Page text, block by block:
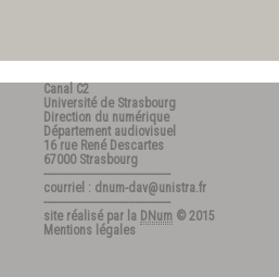
Canal C2
Université de Strasbourg
Direction du numérique
Département audiovisuel
16 rue René Descartes
67000 Strasbourg
---------------------------------------
courriel : dnum-dav@unistra.fr
---------------------------------------
site réalisé par la DNum © 2015
Mentions légales